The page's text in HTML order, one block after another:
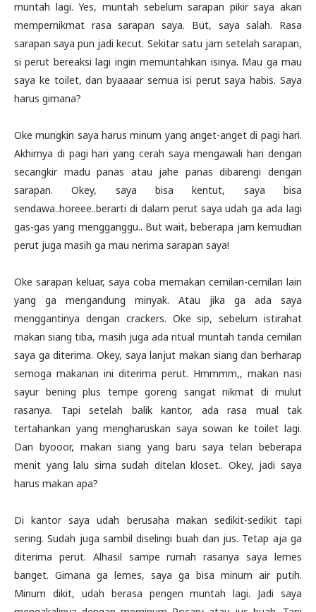
muntah lagi. Yes, muntah sebelum sarapan pikir saya akan
mempernikmat rasa sarapan saya. But, saya salah. Rasa
sarapan saya pun jadi kecut. Sekitar satu jam setelah sarapan,
si perut bereaksi lagi ingin memuntahkan isinya. Mau ga mau
saya ke toilet, dan byaaaar semua isi perut saya habis. Saya
harus gimana?
Oke mungkin saya harus minum yang anget-anget di pagi hari.
Akhirnya di pagi hari yang cerah saya mengawali hari dengan
secangkir madu panas atau jahe panas dibarengi dengan
sarapan. Okey, saya bisa kentut, saya bisa
sendawa..horeee..berarti di dalam perut saya udah ga ada lagi
gas-gas yang mengganggu.. But wait, beberapa jam kemudian
perut juga masih ga mau nerima sarapan saya!
Oke sarapan keluar, saya coba memakan cemilan-cemilan lain
yang ga mengandung minyak. Atau jika ga ada saya
menggantinya dengan crackers. Oke sip, sebelum istirahat
makan siang tiba, masih juga ada ritual muntah tanda cemilan
saya ga diterima. Okey, saya lanjut makan siang dan berharap
semoga makanan ini diterima perut. Hmmmm,, makan nasi
sayur bening plus tempe goreng sangat nikmat di mulut
rasanya. Tapi setelah balik kantor, ada rasa mual tak
tertahankan yang mengharuskan saya sowan ke toilet lagi.
Dan byooor, makan siang yang baru saya telan beberapa
menit yang lalu sirna sudah ditelan kloset.. Okey, jadi saya
harus makan apa?
Di kantor saya udah berusaha makan sedikit-sedikit tapi
sering. Sudah juga sambil diselingi buah dan jus. Tetap aja ga
diterima perut. Alhasil sampe rumah rasanya saya lemes
banget. Gimana ga lemes, saya ga bisa minum air putih.
Minum dikit, udah berasa pengen muntah lagi. Jadi saya